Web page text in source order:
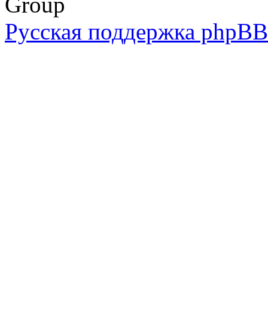
Русская поддержка phpBB